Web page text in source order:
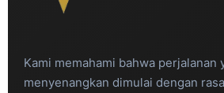
Kami memahami bahwa perjalanan
menyenangkan dimulai dengan